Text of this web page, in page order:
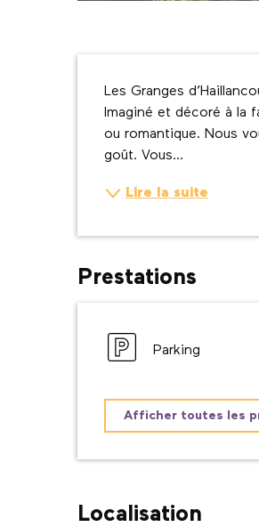
Les Granges
Imaginé et décoré à la
ou romantique. Nous
goût. Vous...
Lire la suite
Prestations
Parking
Afficher toutes les
Localisation